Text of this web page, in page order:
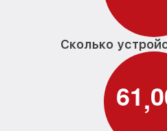
Сколько
61,0